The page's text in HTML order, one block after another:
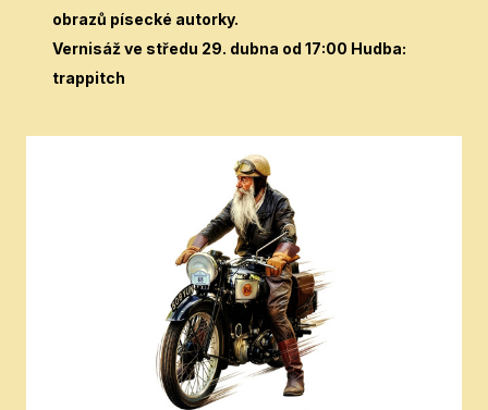
obrazů písecké autorky.
Vernisáž ve středu 29. dubna od 17:00 Hudba:
trappitch